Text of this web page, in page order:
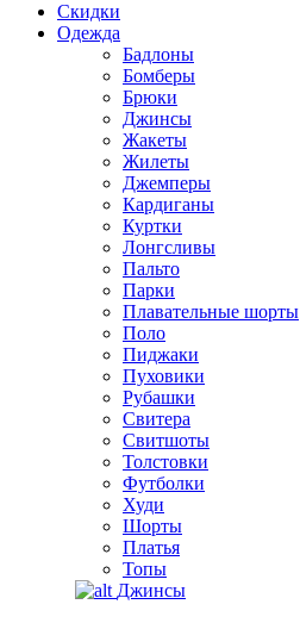
Скидки
Одежда
Бадлоны
Бомберы
Брюки
Джинсы
Жакеты
Жилеты
Джемперы
Кардиганы
Куртки
Лонгсливы
Пальто
Парки
Плавательные шорты
Поло
Пиджаки
Пуховики
Рубашки
Свитера
Свитшоты
Толстовки
Футболки
Худи
Шорты
Платья
Топы
Джинсы